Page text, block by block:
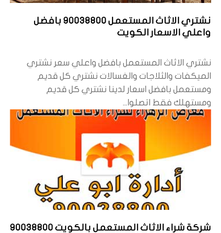
نشتري الاثاث المستعمل 90038800 بافضل
واعلي الاسعار الكويت
نشتري الاثاث المستعمل بافضل واعلي سعر نشتري
الميكفات والثلاجات والغسالات نشتري كل قديم
ومستعمل بافضل اسعار لدينا نشتري كل قديم
ومستهلك فقط اتصلوا...
شركة شراء الاثاث المستعمل بالكويت 90038800